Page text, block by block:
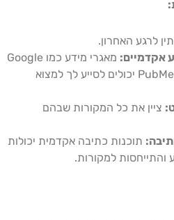
לרגע האחרון.
אקדמיים:
מאגרי מידע כמו Google
Scholar, JSTOR ו-PubMed יכולים לסייע לך למצוא
ציין את כל המקורות שבהם
תוכנות כתיבה אקדמית יכולות
והתייחסות למקורות.